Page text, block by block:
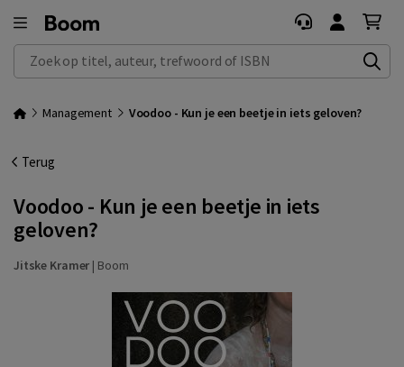
Zoek op titel, auteur, trefwoord of ISBN
Management Voodoo - Kun je een beetje in iets geloven?
Terug
Voodoo - Kun je een beetje in iets
geloven?
Jitske Kramer | Boom